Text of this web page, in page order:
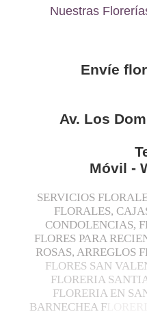
Nuestras
Envíe
Av. Los
Móvil -
SERVICIOS
FLORALES,
CONDOLENCIAS,
FLORES PARA
ROSAS, ARREGLOS
FLORES SAN
FLORERIA
FLORERIA EN
BARNECHEA F